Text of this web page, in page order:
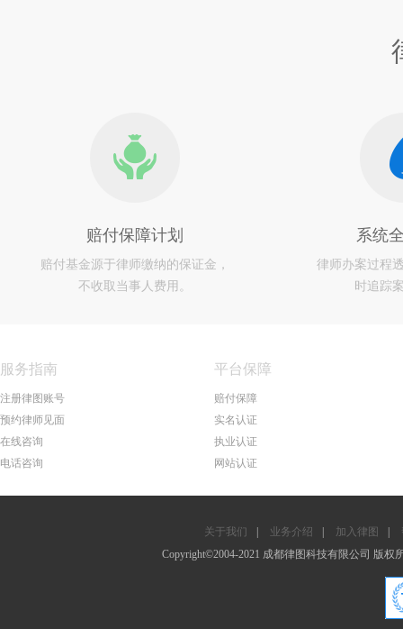
赔付保障计划
赔付基金源于律师缴纳的保证金，
不收取当事人费用。
系统
律师办案过程
时追踪
服务指南
注册律图账号
预约律师见面
在线咨询
电话咨询
平台保障
赔付保障
实名认证
执业认证
网站认证
关于我们 业务介绍 加入律图
Copyright©2004-2021 成都律图科技有限公司 版权